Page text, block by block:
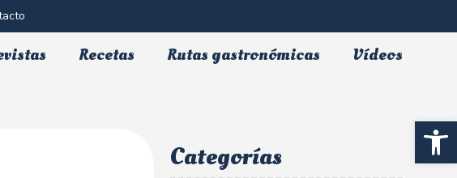
Abrir
Recetas Rutas gastronómicas Vídeos
Categorías